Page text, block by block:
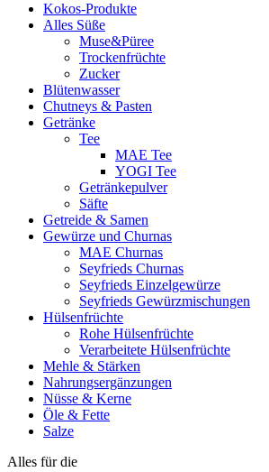
Kokos-Produkte
Alles Süße
Muse&Püree
Trockenfrüchte
Zucker
Blütenwasser
Chutneys & Pasten
Getränke
Tee
MAE Tee
YOGI Tee
Getränkepulver
Säfte
Getreide & Samen
Gewürze und Churnas
MAE Churnas
Seyfrieds Churnas
Seyfrieds Einzelgewürze
Seyfrieds Gewürzmischungen
Hülsenfrüchte
Rohe Hülsenfrüchte
Verarbeitete Hülsenfrüchte
Mehle & Stärken
Nahrungsergänzungen
Nüsse & Kerne
Öle & Fette
Salze
Alles für die